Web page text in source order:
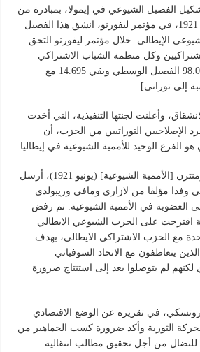
تم تشكيل الفصيل الشيوعي في إيمولا، بمبادرة من
أميديو بورديغا. وفي يناير 1921، في مؤتمر ليفورنو، انشق هذا الفصيل
الإيطالي. خلال مؤتمر ليفورنو التحق
الاشتراكيين وكل منظمة الشباب الاشتراكي
بالشيوعيين، بينما دعم 98.023 الفصيل الوسطي وبقي 14.695 مع
إلى توراتي].
وأعلنت لجنتها التنفيذية، التي أخدت
الإصلاحيين التوراتيين من الحزب، أن
الفرع الوحيد للأممية الشيوعية في إيطاليا.
خلال المؤتمر الثالث للكومنترن [الأممية الشيوعية] (يونيو 1921)، أرسل
وفدا مؤلفا من لازاري ومافي وريبولدي
العضوية في الأممية الشيوعية. تم رفض
اقترحت على الحزب الشيوعي الايطالي
مع الحزب الاشتراكي الايطالي، بهدف
يتعاطفون مع الاتحاد السوفياتي
لم يتوصلوا بعد إلى استنتاج ضرورة
في تقريره عن الوضع الاقتصادي
الثورية وأكد ضرورة كسب الجماهير من
من أجل تحقيق مطالب انتقالية